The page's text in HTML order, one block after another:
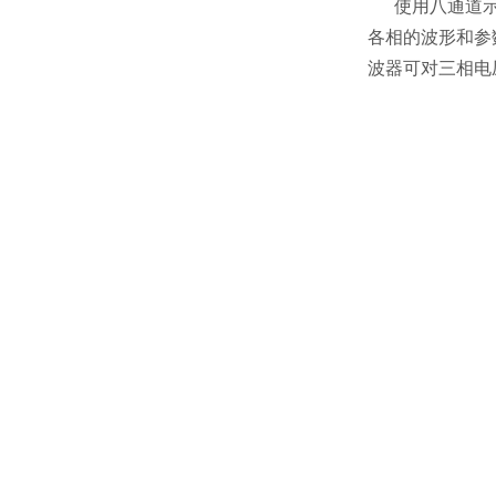
使用八通道
各相的波形和
波器可对三相